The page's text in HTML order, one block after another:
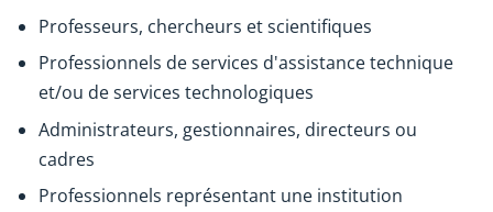
Professeurs, chercheurs et scientifiques
Professionnels de services d'assistance technique
et/ou de services technologiques
Administrateurs, gestionnaires, directeurs ou
cadres
Professionnels représentant une institution